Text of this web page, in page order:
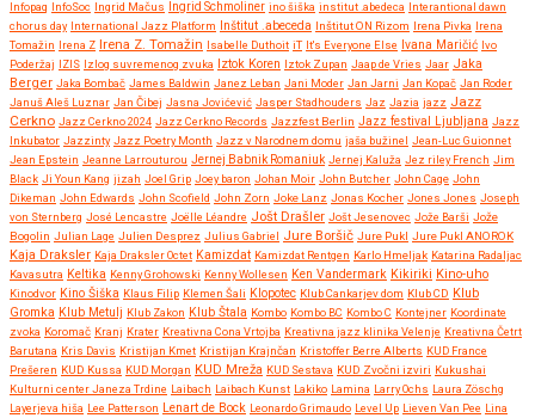
Infopaq InfoSoc Ingrid Mačus Ingrid Schmoliner ino šiška institut .abedeca Interantional dawn
chorus day International Jazz Platform Inštitut .abeceda Inštitut ON Rizom Irena Pivka Irena
Tomažin Irena Z Irena Z. Tomažin Isabelle Duthoit iT It's Everyone Else Ivana Maričić Ivo
Poderžaj IZIS Izlog suvremenog zvuka Iztok Koren Iztok Zupan Jaap de Vries Jaar Jaka
Berger Jaka Bombač James Baldwin Janez Leban Jani Moder Jan Jarni Jan Kopač Jan Roder
Januš Aleš Luznar Jan Čibej Jasna Jovićević Jasper Stadhouders Jaz Jazia jazz Jazz
Cerkno Jazz Cerkno 2024 Jazz Cerkno Records Jazzfest Berlin Jazz festival Ljubljana Jazz
Inkubator Jazzinty Jazz Poetry Month Jazz v Narodnem domu jaša bužinel Jean-Luc Guionnet
Jean Epstein Jeanne Larrouturou Jernej Babnik Romaniuk Jernej Kaluža Jez riley French Jim
Black Ji Youn Kang jizah Joel Grip Joey baron Johan Moir John Butcher John Cage John
Dikeman John Edwards John Scofield John Zorn Joke Lanz Jonas Kocher Jones Jones Joseph
von Sternberg José Lencastre Joëlle Léandre Jošt Drašler Jošt Jesenovec Jože Barši Jože
Bogolin Julian Lage Julien Desprez Julius Gabriel Jure Boršič Jure Pukl Jure Pukl ANOROK
Kaja Draksler Kaja Draksler Octet Kamizdat Kamizdat Rentgen Karlo Hmeljak Katarina Radaljac
Kavasutra Keltika Kenny Grohowski Kenny Wollesen Ken Vandermark Kikiriki Kino-uho
Kinodvor Kino Šiška Klaus Filip Klemen Šali Klopotec Klub Cankarjev dom Klub CD Klub
Gromka Klub Metulj Klub Zakon Klub Štala Kombo Kombo BC Kombo C Kontejner Koordinate
zvoka Koromač Kranj Krater Kreativna Cona Vrtojba Kreativna jazz klinika Velenje Kreativna Četrt
Barutana Kris Davis Kristijan Kmet Kristijan Krajnčan Kristoffer Berre Alberts KUD France
Prešeren KUD Kussa KUD Morgan KUD Mreža KUD Sestava KUD Zvočni izviri Kukushai
Kulturni center Janeza Trdine Laibach Laibach Kunst Lakiko Lamina Larry Ochs Laura Zöschg
Layerjeva hiša Lee Patterson Lenart de Bock Leonardo Grimaudo Level Up Lieven Van Pee Lina